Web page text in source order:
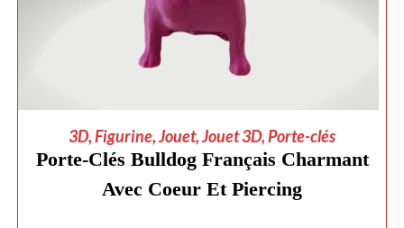
AJOUTER AU PANIER
3D,Figurine,Jouet,Jouet 3D,Porte-clés
Porte-Clés Bulldog Français Charmant
Avec Coeur Et Piercing